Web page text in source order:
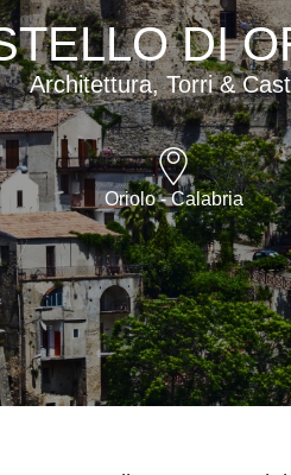
DI
Architettura, Torri &
Oriolo - Calabria